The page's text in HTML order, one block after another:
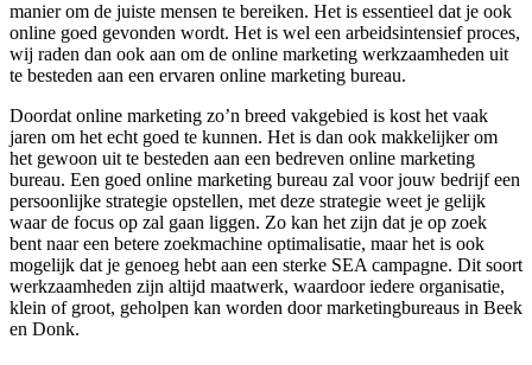
manier om de juiste mensen te bereiken. Het is essentieel dat je ook
online goed gevonden wordt. Het is wel een arbeidsintensief proces,
wij raden dan ook aan om de online marketing werkzaamheden uit
te besteden aan een ervaren online marketing bureau.
Doordat online marketing zo’n breed vakgebied is kost het vaak
jaren om het echt goed te kunnen. Het is dan ook makkelijker om
het gewoon uit te besteden aan een bedreven online marketing
bureau. Een goed online marketing bureau zal voor jouw bedrijf een
persoonlijke strategie opstellen, met deze strategie weet je gelijk
waar de focus op zal gaan liggen. Zo kan het zijn dat je op zoek
bent naar een betere zoekmachine optimalisatie, maar het is ook
mogelijk dat je genoeg hebt aan een sterke SEA campagne. Dit soort
werkzaamheden zijn altijd maatwerk, waardoor iedere organisatie,
klein of groot, geholpen kan worden door marketingbureaus in Beek
en Donk.